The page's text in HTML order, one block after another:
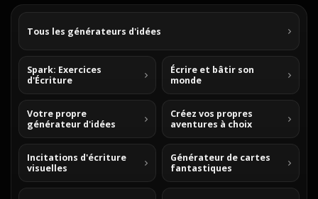
Tous les générateurs d'idées
Spark: Exercices
d'Écriture
Écrire et bâtir son
monde
Votre propre
générateur d'idées
Créez vos propres
aventures à choix
Incitations d'écriture
visuelles
Générateur de cartes
fantastiques